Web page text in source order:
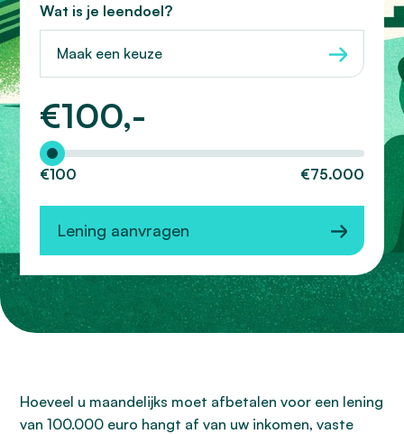
Wat is je leendoel?
Maak een keuze
€100,-
Hoeveel wilt u lenen?
€100 €75.000
Lening aanvragen
Hoeveel u maandelijks moet afbetalen voor een lening
van 100.000 euro hangt af van uw inkomen, vaste